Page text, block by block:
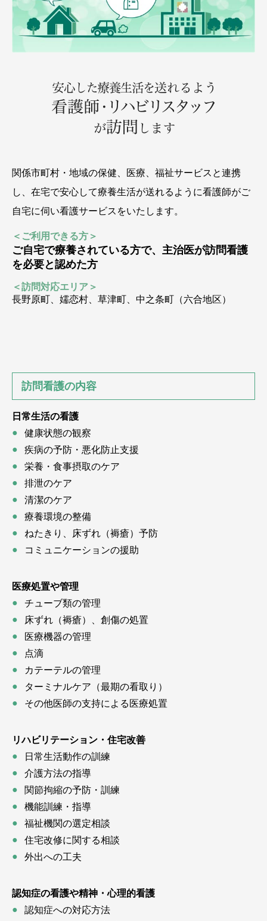
関係市町村・地域の保健、医療、福祉サービスと連携
し、在宅で安心して療養生活が送れるように看護師がご
自宅に伺い看護サービスをいたします。
＜ご利用できる方＞
ご自宅で療養されている方で、主治医が訪問看護
を必要と認めた方
＜訪問対応エリア＞
長野原町、嬬恋村、草津町、中之条町（六合地区）
訪問看護の内容
日常生活の看護
健康状態の観察
疾病の予防・悪化防止支援
栄養・食事摂取のケア
排泄のケア
清潔のケア
療養環境の整備
ねたきり、床ずれ（褥瘡）予防
コミュニケーションの援助
医療処置や管理
チューブ類の管理
床ずれ（褥瘡）、創傷の処置
医療機器の管理
点滴
カテーテルの管理
ターミナルケア（最期の看取り）
その他医師の支持による医療処置
リハビリテーション・住宅改善
日常生活動作の訓練
介護方法の指導
関節拘縮の予防・訓練
機能訓練・指導
福祉機関の選定相談
住宅改修に関する相談
外出への工夫
認知症の看護や精神・心理的看護
認知症への対応方法